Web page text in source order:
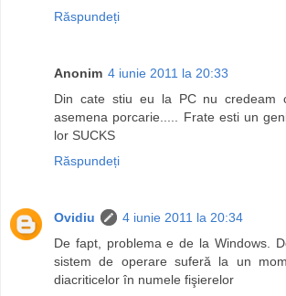
Răspundeți
Anonim 4 iunie 2011 la 20:33
Din cate stiu eu la PC nu credeam
asemena porcarie..... Frate esti un
lor SUCKS
Răspundeți
Ovidiu
4 iunie 2011 la 20:34
De fapt, problema e de la Windows.
sistem de operare suferă la un
diacriticelor în numele fişierelor